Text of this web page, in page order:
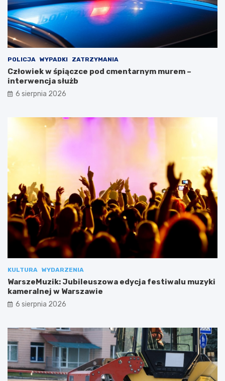
POLICJA WYPADKI ZATRZYMANIA
Człowiek w śpiączce pod cmentarnym murem –
interwencja służb
6 sierpnia 2026
KULTURA WYDARZENIA
WarszeMuzik: Jubileuszowa edycja festiwalu muzyki
kameralnej w Warszawie
6 sierpnia 2026